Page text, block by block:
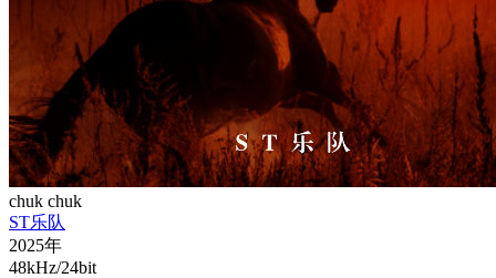
chuk chuk
ST乐队
2025年
48kHz/24bit